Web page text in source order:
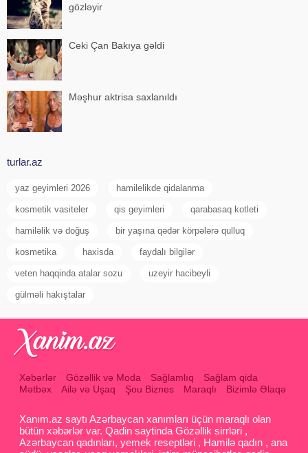
gözləyir
Ceki Çan Bakıya gəldi
Məşhur aktrisa saxlanıldı
turlar.az
yaz geyimleri 2026 hamilelikde qidalanma
kosmetik vasiteler qis geyimleri qarabasaq kotleti
hamiləlik və doğuş bir yaşına qədər körpələrə qulluq
kosmetika haxisda faydalı bilgilər
veten haqqinda atalar sozu uzeyir hacibeyli
gülməli hakıştalar
Xəbərlər Gözəllik və Moda Sağlamlıq
Sağlam qida
Mətbəx
Ailə və Uşaq Şou Biznes Maraqlı Bizimlə Əlaqə
Xanım.az saytı Azərbaycan xanımları üçün maraqlı olan
bütün xəbərlər var. Qadin saytinda Gözəllik sirrləri ,
Azərbaycan qadınları, yemek reseptləri , Hamilə qadın , ana